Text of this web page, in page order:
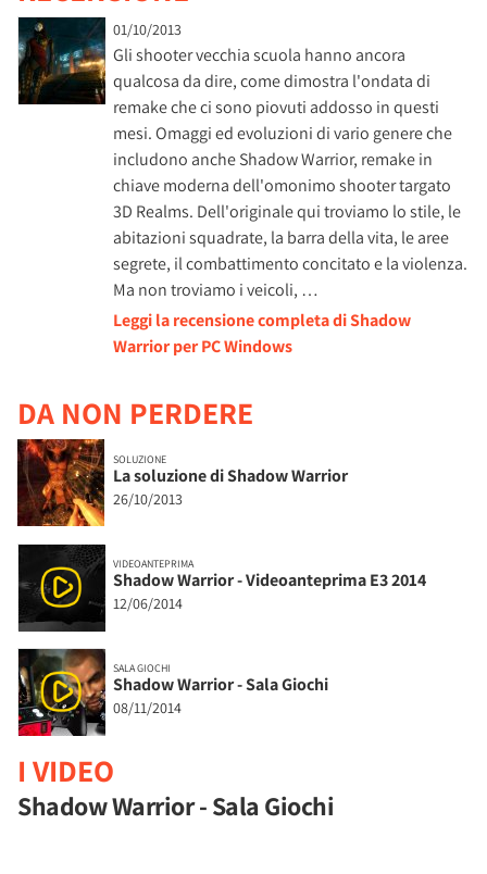
01/10/2013
Gli shooter vecchia scuola hanno ancora
qualcosa da dire, come dimostra l'ondata di
remake che ci sono piovuti addosso in questi
mesi. Omaggi ed evoluzioni di vario genere che
includono anche Shadow Warrior, remake in
chiave moderna dell'omonimo shooter targato
3D Realms. Dell'originale qui troviamo lo stile, le
abitazioni squadrate, la barra della vita, le aree
segrete, il combattimento concitato e la violenza.
Ma non troviamo i veicoli, …
Leggi la recensione completa di Shadow
Warrior per PC Windows
DA NON PERDERE
SOLUZIONE
La soluzione di Shadow Warrior
26/10/2013
VIDEOANTEPRIMA
Shadow Warrior - Videoanteprima E3 2014
12/06/2014
SALA GIOCHI
Shadow Warrior - Sala Giochi
08/11/2014
I VIDEO
Shadow Warrior - Sala Giochi